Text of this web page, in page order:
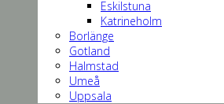
Eskilstuna
Katrineholm
Borlänge
Gotland
Halmstad
Umeå
Uppsala